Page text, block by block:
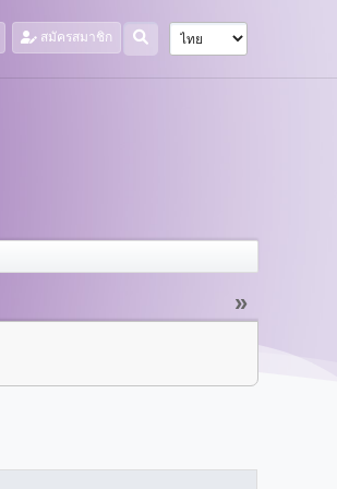
สมัครสมาชิก
»